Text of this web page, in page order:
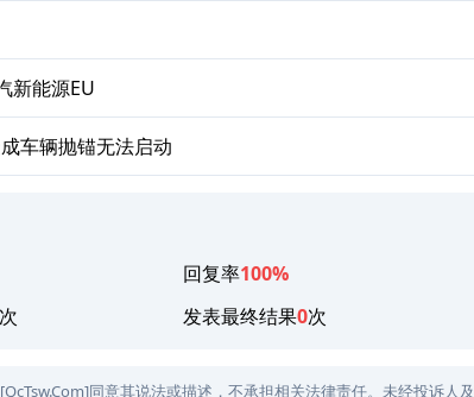
新能源EU
车辆抛锚无法启动
回复率100%
次 发表最终结果0次
同意其说法或描述，不承担相关法律责任。未经投诉人及